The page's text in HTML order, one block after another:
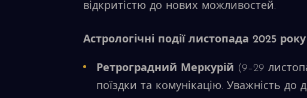
відкритістю до нових можливостей.
Астрологічні події листопада 2025
Ретроградний Меркурій (9–29
поїздки та комунікацію. Уважність